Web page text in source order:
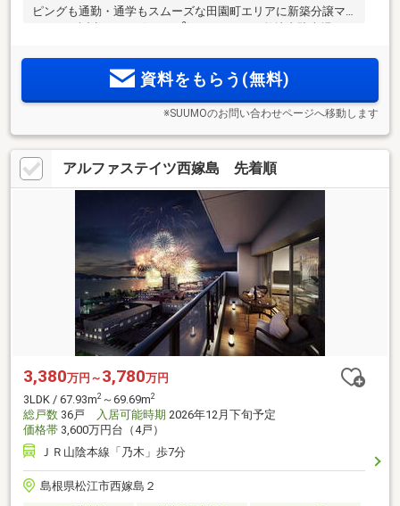
ピングも通勤・通学もスムーズな田園町エリアに新築分譲マ
ンション誕生。2LDK(59.33m
2)3080万円～。敷地内駐車場
学校(裏門/約480m)・北中学校(正門/約1070m)
資料をもらう(無料)
※SUUMOのお問い合わせページへ移動します
アルファステイツ西嫁島 先着順
3,380万円～ 3,780万円
3LDK / 67.93m2 ～69.69m2
総戸数 36戸 入居可能時期 2026年12月下旬予定
価格帯 3,600万円台（4戸）
ＪＲ山陰本線「乃木」歩7分
島根県松江市西嫁島２